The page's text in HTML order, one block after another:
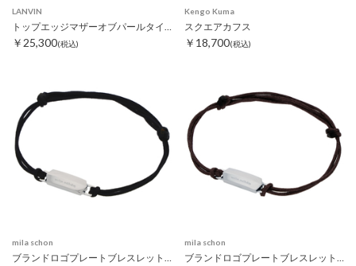
LANVIN
￥25,300(税込)
Kengo Kuma
スクエアカフス
￥18,700(税込)
mila schon
ブランドロゴプレートブレスレット ブラック
mila schon
ブランドロゴプレートブレスレット ダークブラウン